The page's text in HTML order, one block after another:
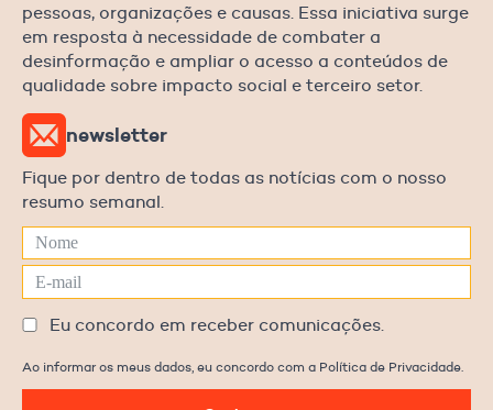
pessoas, organizações e causas. Essa iniciativa surge
em resposta à necessidade de combater a
desinformação e ampliar o acesso a conteúdos de
qualidade sobre impacto social e terceiro setor.
newsletter
Fique por dentro de todas as notícias com o nosso
resumo semanal.
Eu concordo em receber comunicações.
Ao informar os meus dados, eu concordo com a Política de Privacidade.